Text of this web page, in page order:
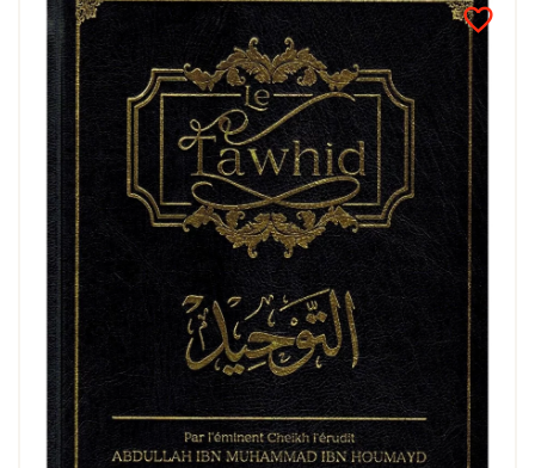
favorite_border